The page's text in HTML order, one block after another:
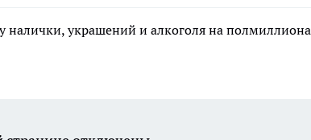
налички, украшений и алкоголя на полмиллиона